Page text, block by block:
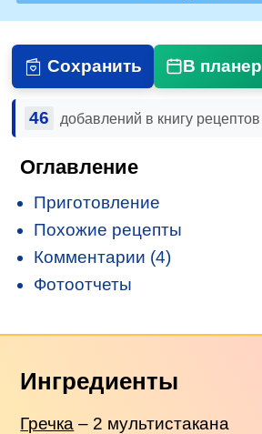
Сохранить В планер
46 добавлений в книгу рецептов
Оглавление
Приготовление
Похожие рецепты
Комментарии (4)
Фотоотчеты
Ингредиенты
Гречка – 2 мультистакана